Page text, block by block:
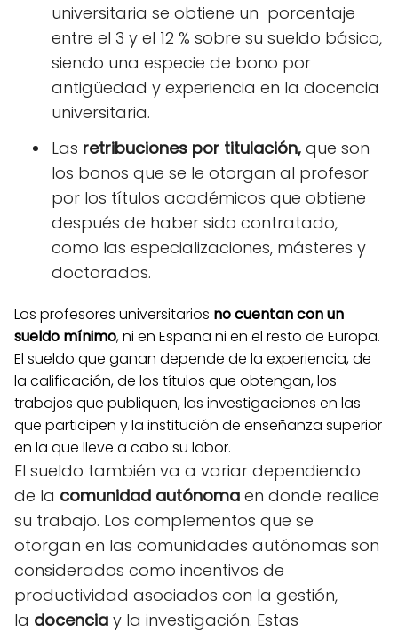
universitaria se obtiene un porcentaje
entre el 3 y el 12 % sobre su sueldo básico,
siendo una especie de bono por
antigüedad y experiencia en la docencia
universitaria.
Las retribuciones por titulación, que son
los bonos que se le otorgan al profesor
por los títulos académicos que obtiene
después de haber sido contratado,
como las especializaciones, másteres y
doctorados.
Los profesores universitarios no cuentan con un
sueldo mínimo, ni en España ni en el resto de Europa.
El sueldo que ganan depende de la experiencia, de
la calificación, de los títulos que obtengan, los
trabajos que publiquen, las investigaciones en las
que participen y la institución de enseñanza superior
en la que lleve a cabo su labor.
El sueldo también va a variar dependiendo
de la comunidad autónoma en donde realice
su trabajo. Los complementos que se
otorgan en las comunidades autónomas son
considerados como incentivos de
productividad asociados con la gestión,
la docencia y la investigación. Estas